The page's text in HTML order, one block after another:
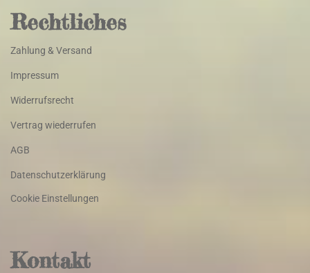
Rechtliches
Zahlung & Versand
Impressum
Widerrufsrecht
Vertrag wiederrufen
AGB
Datenschutzerklärung
Cookie Einstellungen
Kontakt